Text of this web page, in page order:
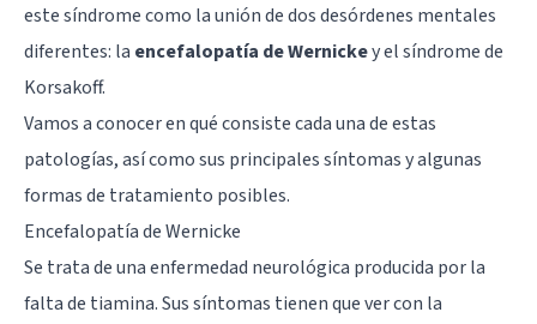
este síndrome como la unión de dos desórdenes mentales
diferentes: la encefalopatía de Wernickey el síndrome de
Korsakoff.
Vamos a conocer en qué consiste cada una de estas
patologías, así como sus principales síntomas y algunas
formas de tratamiento posibles.
Encefalopatía de Wernicke
Se trata de una enfermedad neurológica producida por la
falta de tiamina. Sus síntomas tienen que ver con la